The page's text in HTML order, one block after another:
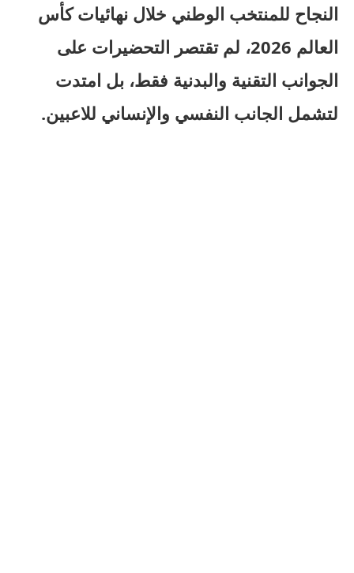
النجاح للمنتخب الوطني خلال نهائيات كأس
العالم 2026، لم تقتصر التحضيرات على
الجوانب التقنية والبدنية فقط، بل امتدت
لتشمل الجانب النفسي والإنساني للاعبين.